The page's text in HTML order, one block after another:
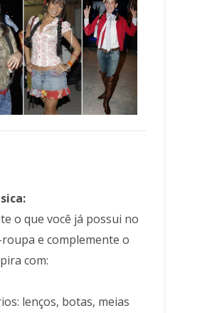
o que você já possui no
e complemente o
com:
lenços, botas, meias